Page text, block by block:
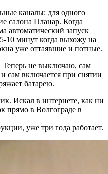
каналы: для одного
салона Планар. Когда
автоматический запуск
10 минут когда выхожу на
уже оттаявшие и потные.
Теперь не выключаю, сам
сам включается при снятии
батарею.
Искал в интернете, как ни
прямо в Волгограде в
уже три года работает.